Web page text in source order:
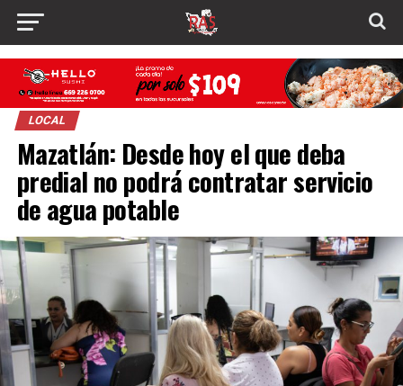
LOCAL
Mazatlán: Desde hoy el que deba
predial no podrá contratar servicio
de agua potable